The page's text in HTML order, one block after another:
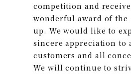
competition and
wonderful award of the
up. We would like to
sincere appreciation to
customers and all
We will continue to